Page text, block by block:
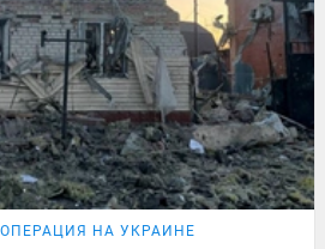
НА УКРАИНЕ